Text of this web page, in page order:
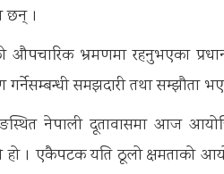
छन् ।
औपचारिक भ्रमणमा रहनुभएका
गर्नेसम्बन्धी समझदारी तथा सम्झौता
नेपाली दूतावासमा आज
। एकैपटक यति ठूलो क्षमताको